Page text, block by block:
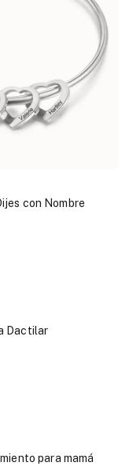
con Nombre
Dactilar
para mamá